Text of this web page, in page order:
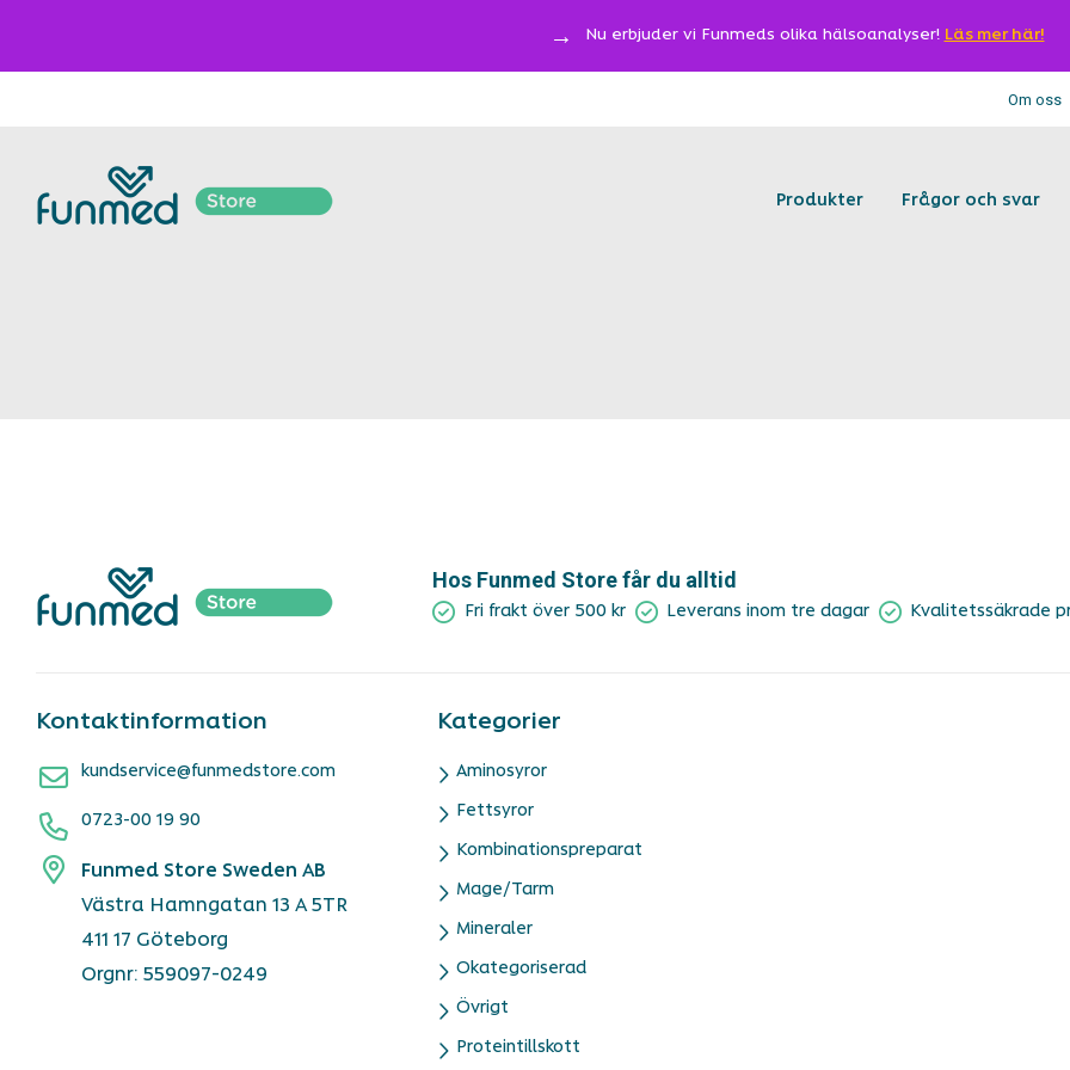
Nu erbjuder vi Funmeds olika hälsoanalyser! Läs mer här!
Om oss
Produkter Frågor och svar
Hos Funmed Store får du alltid
Fri frakt över 500 kr Leverans inom tre dagar Kvalitetssäkrade
Kontaktinformation
kundservice@funmedstore.com
0723-00 19 90
Funmed Store Sweden AB
Västra Hamngatan 13 A 5TR
411 17 Göteborg
Orgnr: 559097-0249
Kategorier
Aminosyror
Fettsyror
Kombinationspreparat
Mage/Tarm
Mineraler
Okategoriserad
Övrigt
Proteintillskott